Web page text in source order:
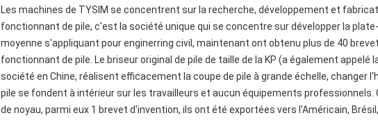
Les machines de TYSIM se concentrent sur la recherche, développement et
fonctionnant de pile, c'est la société unique qui se concentre sur développer la
moyenne s'appliquant pour enginerring civil, maintenant ont obtenu plus de 40
fonctionnant de pile. Le briseur original de pile de taille de la KP (a également appelé
société en Chine, réalisent efficacement la coupe de pile à grande échelle, changer
pile se fondent à intérieur sur les travailleurs et aucun équipements
de noyau, parmi eux 1 brevet d'invention, ils ont été exportées vers l'Américain,